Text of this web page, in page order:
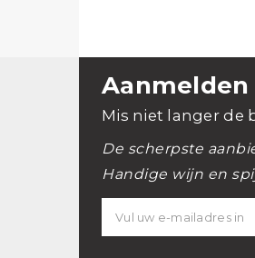
Mis niet langer de
De scherpste
Handige wijn en